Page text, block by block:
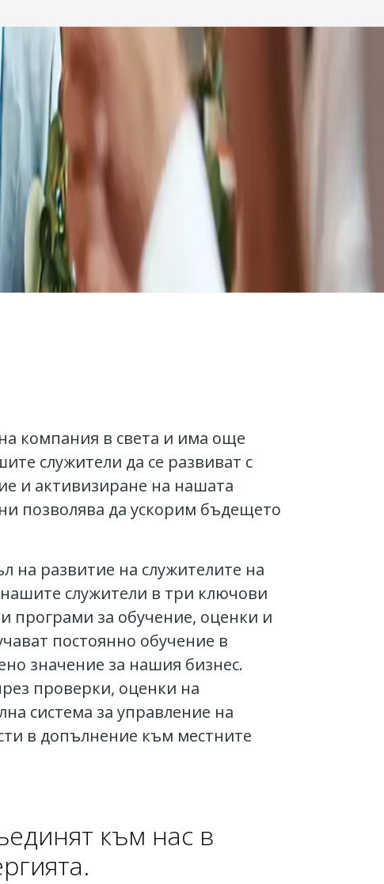
компания в света и има още
служители да се развиват с
и активизиране на нашата
позволява да ускорим бъдещето
на развитие на служителите на
служители в три ключови
програми за обучение, оценки и
постоянно обучение в
значение за нашия бизнес.
проверки, оценки на
система за управление на
в допълнение към местните
към нас в